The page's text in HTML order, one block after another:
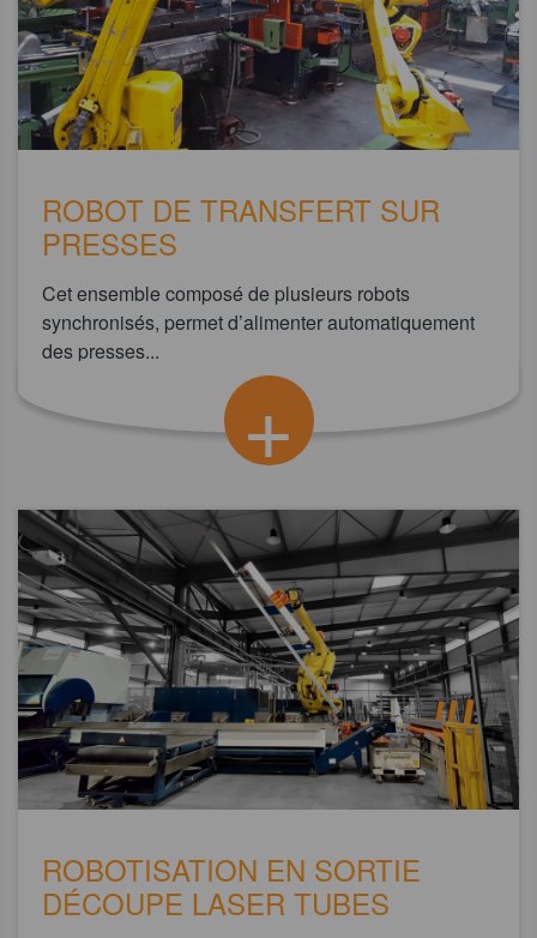
ROBOT DE TRANSFERT SUR
PRESSES
Cet ensemble composé de plusieurs robots
synchronisés, permet d’alimenter automatiquement
des presses...
+
ROBOTISATION EN SORTIE
DÉCOUPE LASER TUBES